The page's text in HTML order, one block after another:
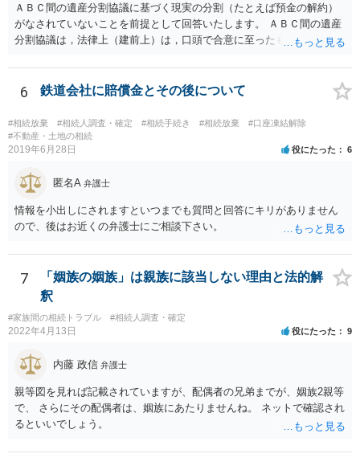
ＡＢＣ間の遺産分割協議に基づく現実の分割（たとえば預金の解約）
がなされていないことを前提として回答いたします。 ＡＢＣ間の遺産
分割協議は，法律上（建前上）は，口頭で合意に至ったものであって
ん。 また，不動産の名義を移転するためには，遺産分割協議書への署
名捺印を得る必要があります。 したがって，残念ながら，「ＡＢＣ間
の遺産分割協議が有効に成立している」という前提に基づく主張は困
難と思われます。 「ＡＢＣ間の遺産分割協議は未了のまま，ＡとＢが
死亡し，二次相続が発生した」という前提に基づいて協議を進める必
要があります。 もちろん，Ｃの立場としては，ＡＢＣ間の遺産分割協
人は応じない姿勢を示していることから，実現は困難だと思います。
しどころ）としては，譲歩することを甘受しなければならないかもし
れません。
6 鉄道会社に賠償金とその後について
#相続放棄 #相続人調査・確定 #相続手続き #相続放棄
#口座凍結解除
#不動産・土地の相続
2019年6月28日 役にたった 6
匿名A 弁護士
情報を小出しにされますといつまでも質問と回答にキリがありません
ので、後はお近くの弁護士にご相談下さい。
7
「姻族の姻族」は親族に該当しない理由と法的解
釈
#家族間の相続トラブル #相続人調査・確定
2022年4月13日 役にたった 9
内藤 政信 弁護士
親等図を見れば記載されていますが、配偶者の兄弟までが、姻族2親等
で、 さらにその配偶者は、姻族にあたりませんね。 ネットで確認され
るといいでしょう。